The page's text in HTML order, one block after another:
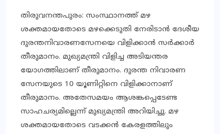
തിരുവനന്തപുരം: സംസ്ഥാനത്ത് മഴ
ശക്തമായതോടെ മഴക്കെടുതി നേരിടാന്‍ ദേശീയ
ദുരന്തനിവാരണസേനയെ വിളിക്കാന്‍ സര്‍ക്കാര്‍
തീരുമാനം. മുഖ്യമന്ത്രി വിളിച്ച അടിയന്തര
യോഗത്തിലാണ് തീരുമാനം. ദുരന്ത നിവാരണ
സേനയുടെ 10 യൂണിറ്റിനെ വിളിക്കാനാണ്
തീരുമാനം. അതേസമയം ആശങ്കപ്പെടേണ്ട
സാഹചര്യമില്ലെന്ന് മുഖ്യമന്ത്രി അറിയിച്ചു. മഴ
ശക്തമായതോടെ വടക്കന്‍ കേരളത്തിലും